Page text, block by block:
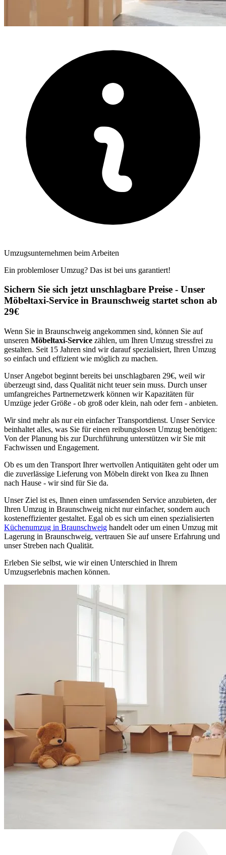
Umzugsunternehmen beim Arbeiten
Ein problemloser Umzug? Das ist bei uns garantiert!
Sichern Sie sich jetzt unschlagbare Preise - Unser
Möbeltaxi-Service in Braunschweig startet schon ab
29€
Wenn Sie in Braunschweig angekommen sind, können Sie auf
unseren Möbeltaxi-Service zählen, um Ihren Umzug stressfrei zu
gestalten. Seit 15 Jahren sind wir darauf spezialisiert, Ihren Umzug
so einfach und effizient wie möglich zu machen.
Unser Angebot beginnt bereits bei unschlagbaren 29€, weil wir
überzeugt sind, dass Qualität nicht teuer sein muss. Durch unser
umfangreiches Partnernetzwerk können wir Kapazitäten für
Umzüge jeder Größe - ob groß oder klein, nah oder fern - anbieten.
Wir sind mehr als nur ein einfacher Transportdienst. Unser Service
beinhaltet alles, was Sie für einen reibungslosen Umzug benötigen:
Von der Planung bis zur Durchführung unterstützen wir Sie mit
Fachwissen und Engagement.
Ob es um den Transport Ihrer wertvollen Antiquitäten geht oder um
die zuverlässige Lieferung von Möbeln direkt von Ikea zu Ihnen
nach Hause - wir sind für Sie da.
Unser Ziel ist es, Ihnen einen umfassenden Service anzubieten, der
Ihren Umzug in Braunschweig nicht nur einfacher, sondern auch
kosteneffizienter gestaltet. Egal ob es sich um einen spezialisierten
Küchenumzug in Braunschweig handelt oder um einen Umzug mit
Lagerung in Braunschweig, vertrauen Sie auf unsere Erfahrung und
unser Streben nach Qualität.
Erleben Sie selbst, wie wir einen Unterschied in Ihrem
Umzugserlebnis machen können.